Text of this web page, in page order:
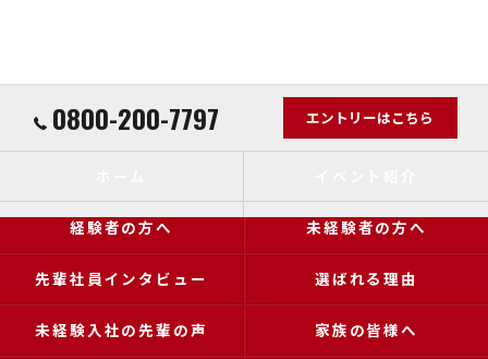
0800-200-7797 エントリーはこちら
経験者の方へ 未経験者の方へ
先輩社員インタビュー 選ばれる理由
未経験入社の先輩の声 家族の皆様へ